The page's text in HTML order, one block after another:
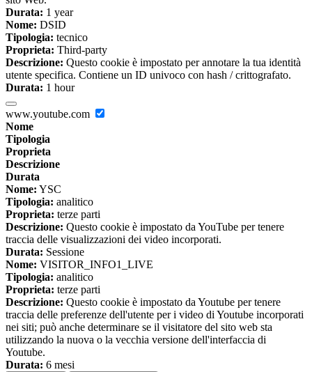
Durata: 1 year
Nome: DSID
Tipologia: tecnico
Proprieta: Third-party
Descrizione: Questo cookie è impostato per annotare la tua identità
utente specifica. Contiene un ID univoco con hash / crittografato.
Durata: 1 hour
www.youtube.com
Nome
Tipologia
Proprieta
Descrizione
Durata
Nome: YSC
Tipologia: analitico
Proprieta: terze parti
Descrizione: Questo cookie è impostato da YouTube per tenere
traccia delle visualizzazioni dei video incorporati.
Durata: Sessione
Nome: VISITOR_INFO1_LIVE
Tipologia: analitico
Proprieta: terze parti
Descrizione: Questo cookie è impostato da Youtube per tenere
traccia delle preferenze dell'utente per i video di Youtube incorporati
nei siti; può anche determinare se il visitatore del sito web sta
utilizzando la nuova o la vecchia versione dell'interfaccia di
Youtube.
Durata: 6 mesi